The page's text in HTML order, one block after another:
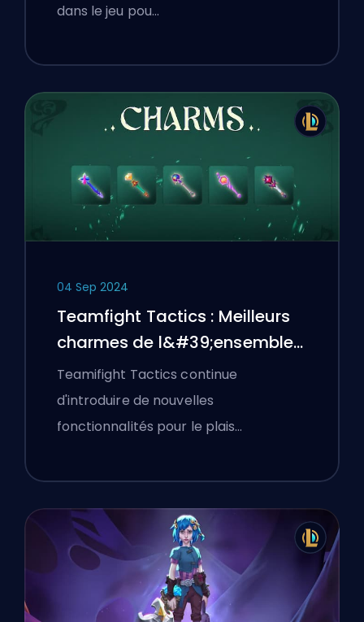
dans le jeu pou…
04 Sep 2024
Teamfight Tactics : Meilleurs
charmes de l&#39;ensemble
12
Teamifight Tactics continue
d'introduire de nouvelles
fonctionnalités pour le plais…